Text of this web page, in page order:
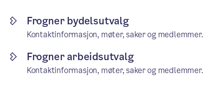
Frogner bydelsutvalg
Kontaktinformasjon, møter, saker og medlemmer.
Frogner arbeidsutvalg
Kontaktinformasjon, møter, saker og medlemmer.